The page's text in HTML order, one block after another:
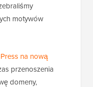
motywów
na nową
przenoszenia
domeny,